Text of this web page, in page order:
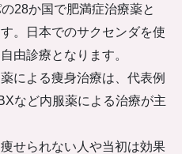
28か国で肥満症治療薬と
。日本でのサクセンダを使
由診療となります。
による痩身治療は、代表例
など内服薬による治療が主
せられない人や当初は効果